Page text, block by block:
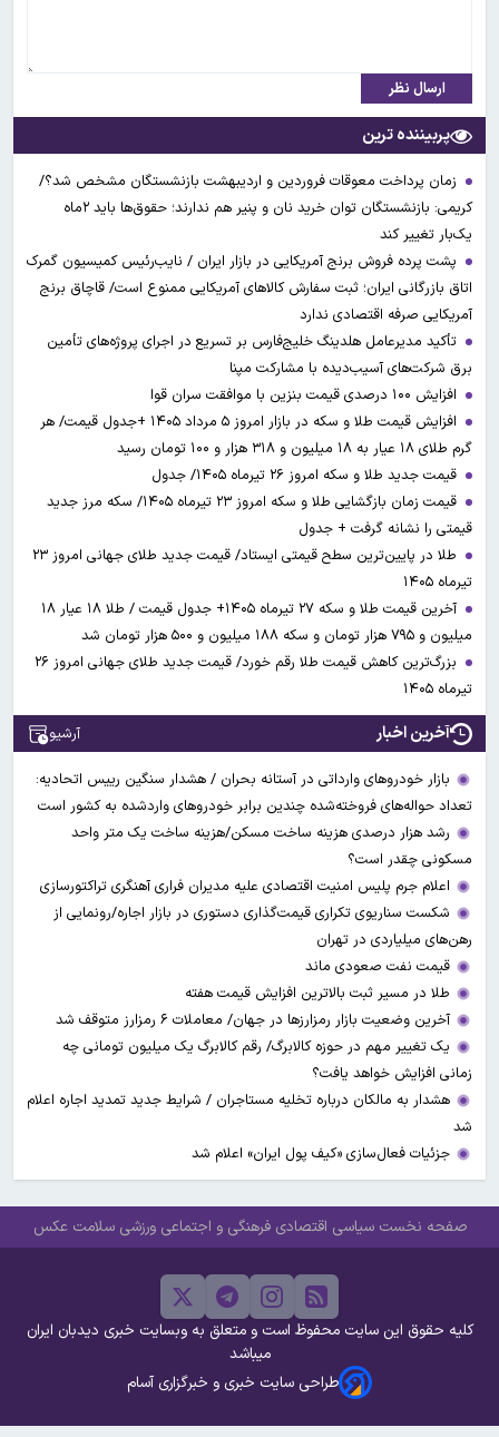
ارسال نظر
پربیننده ترین
زمان پرداخت معوقات فروردین و اردیبهشت بازنشستگان مشخص شد؟/
کریمی: بازنشستگان توان خرید نان و پنیر هم ندارند؛ حقوق‌ها باید ۲ماه
یک‌بار تغییر کند
پشت پرده فروش برنج آمریکایی در بازار ایران / نایب‌رئیس کمیسیون گمرک
اتاق بازرگانی ایران؛ ثبت سفارش کالاهای آمریکایی ممنوع است/ قاچاق برنج
آمریکایی صرفه اقتصادی ندارد
تأکید مدیرعامل هلدینگ خلیج‌فارس بر تسریع در اجرای پروژه‌های تأمین
برق شرکت‌های آسیب‌دیده با مشارکت مپنا
افزایش ۱۰۰ درصدی قیمت بنزین با موافقت سران قوا
افزایش قیمت طلا و سکه در بازار امروز ۵ مرداد ۱۴۰۵ +جدول قیمت/ هر
گرم طلای ۱۸ عیار به ۱۸ میلیون و ۳۱۸ هزار و ۱۰۰ تومان رسید
قیمت جدید طلا و سکه امروز ۲۶ تیرماه ۱۴۰۵/ جدول
قیمت زمان بازگشایی طلا و سکه امروز ۲۳ تیرماه ۱۴۰۵/ سکه مرز جدید
قیمتی را نشانه گرفت + جدول
طلا در پایین‌ترین سطح قیمتی ایستاد/ قیمت جدید طلای جهانی امروز ۲۳
تیرماه ۱۴۰۵
آخرین قیمت طلا و سکه ۲۷ تیرماه ۱۴۰۵+ جدول قیمت / طلا ۱۸ عیار ۱۸
میلیون و ۷۹۵ هزار تومان و سکه ۱۸۸ میلیون و ۵۰۰ هزار تومان شد
بزرگ‌ترین کاهش قیمت طلا رقم خورد/ قیمت جدید طلای جهانی امروز ۲۶
تیرماه ۱۴۰۵
آخرین اخبار آرشیو
بازار خودروهای وارداتی در آستانه بحران / هشدار سنگین رییس اتحادیه:
تعداد حواله‌های فروخته‌شده چندین برابر خودروهای واردشده به کشور است
رشد هزار درصدی هزینه ساخت مسکن/هزینه ساخت یک متر واحد
مسکونی چقدر است؟
اعلام جرم پلیس امنیت اقتصادی علیه مدیران فراری آهنگری تراکتورسازی
شکست سناریوی تکراری قیمت‌گذاری دستوری در بازار اجاره/رونمایی از
رهن‌های میلیاردی در تهران
قیمت نفت صعودی ماند
طلا در مسیر ثبت بالاترین افزایش قیمت هفته
آخرین وضعیت بازار رمزارزها در جهان/ معاملات ۶ رمزارز متوقف شد
یک تغییر مهم در حوزه کالابرگ/ رقم کالابرگ یک میلیون تومانی چه
زمانی افزایش خواهد یافت؟
هشدار به مالکان درباره تخلیه مستاجران / شرایط جدید تمدید اجاره اعلام
شد
جزئیات فعال‌سازی «کیف پول ایران» اعلام شد
صفحه نخست سیاسی اقتصادی فرهنگی و اجتماعی ورزشی سلامت عکس
کلیه حقوق این سایت محفوظ است و متعلق به وبسایت خبری دیدبان ایران
میباشد
طراحی سایت خبری و خبرگزاری آسام